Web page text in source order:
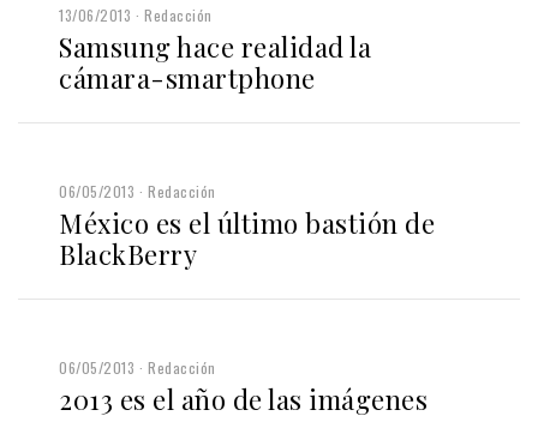
13/06/2013 Redacción
Samsung hace realidad la
cámara-smartphone
06/05/2013 Redacción
México es el último bastión de
BlackBerry
06/05/2013 Redacción
2013 es el año de las imágenes